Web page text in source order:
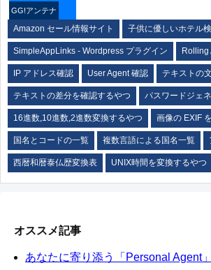
GG!アンテナ
Amazon セール情報サイト 子供に優しいホテル
SimpleAppLinks - Wordpress プラグイン Rolling
IP アドレス確認 User Agent 確認 テキストの
テキストの差分を確認するやつ パスワードジェ
16進数,10進数,2進数変換するやつ 画像の EXIF
国名とコードの一覧 複数言語による国名一覧
西暦和暦泰仏歴変換表 UNIX時間を変換するやつ
オススメ記事
あなたに寄り添う「Personal Agent